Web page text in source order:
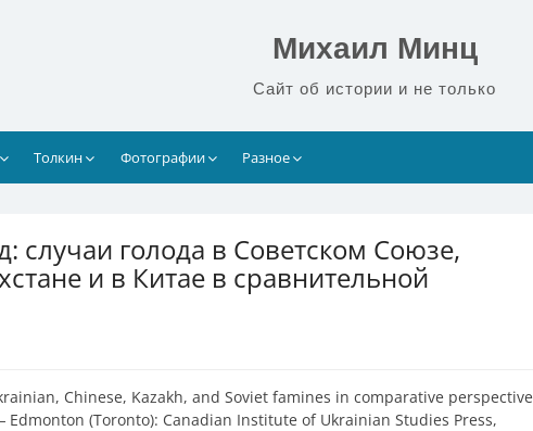
Михаил Минц
Сайт об истории и не только
Толкин Фотографии Разное
случаи голода в Советском Союзе,
и в Китае в сравнительной
Chinese, Kazakh, and Soviet famines in comparative perspective
Edmonton (Toronto): Canadian Institute of Ukrainian Studies Press,